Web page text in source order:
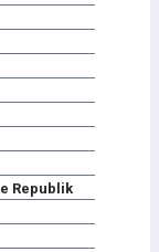
Republik